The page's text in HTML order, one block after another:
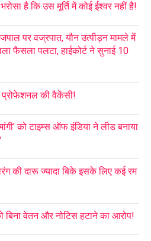
है कि उस मूर्ति में कोई ईश्वर नहीं है!
पर वज्रपात, यौन उत्पीड़न मामले में
फैसला पलटा, हाईकोर्ट ने सुनाई 10
प्रोफेशनल की वैकेंसी!
को टाइम्स ऑफ इंडिया ने लीड बनाया
की दारू ज्यादा बिके इसके लिए कई रम
बिना वेतन और नोटिस हटाने का आरोप!